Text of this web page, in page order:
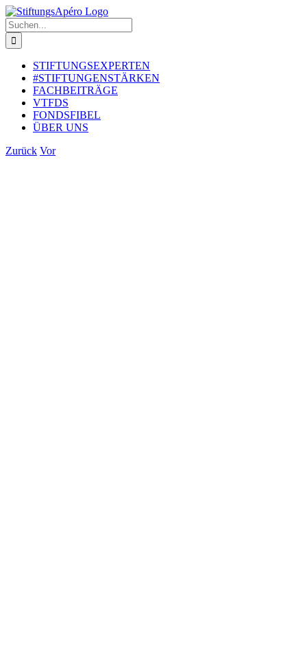
Zum
Inhalt
springen
Suche
nach:
STIFTUNGSEXPERTEN
#STIFTUNGENSTÄRKEN
FACHBEITRÄGE
VTFDS
FONDSFIBEL
ÜBER UNS
Zurück Vor